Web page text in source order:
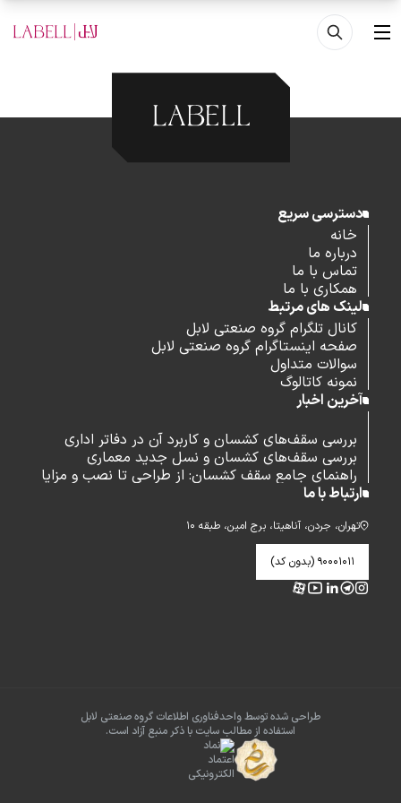
رفتن به محتوای اصلی
منو
دسترسی سریع
خانه
درباره ما
تماس با ما
همکاری با ما
لینک های مرتبط
کانال تلگرام گروه صنعتی لابل
صفحه اینستاگرام گروه صنعتی لابل
سوالات متداول
نمونه کاتالوگ
آخرین اخبار
بررسی سقف‌های کشسان و کاربرد آن در دفاتر اداری
بررسی سقف‌های کشسان و نسل جدید معماری
راهنمای جامع سقف کشسان: از طراحی تا نصب و مزایا
ارتباط با ما
تهران، جردن، آناهیتا، برج امین، طبقه ۱۰
۹۰۰۰۱۰۱۱ (بدون کد)
طراحی شده توسط واحدفناوری اطلاعات گروه صنعتی لابل
استفاده از مطالب سایت با ذکر منبع آزاد است.